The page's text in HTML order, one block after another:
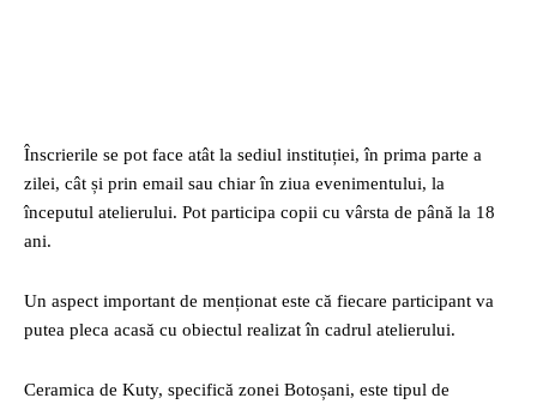
Înscrierile se pot face atât la sediul instituției, în prima parte a
zilei, cât și prin email sau chiar în ziua evenimentului, la
începutul atelierului. Pot participa copii cu vârsta de până la 18
ani.
Un aspect important de menționat este că fiecare participant va
putea pleca acasă cu obiectul realizat în cadrul atelierului.
Ceramica de Kuty, specifică zonei Botoșani, este tipul de